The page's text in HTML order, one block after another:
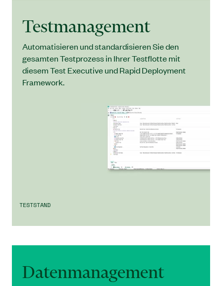
Testmanagement
Automatisieren und standardisieren Sie den
gesamten Testprozess in Ihrer Testflotte mit
diesem Test Executive und Rapid Deployment
Framework.
TESTSTAND
Datenmanagement